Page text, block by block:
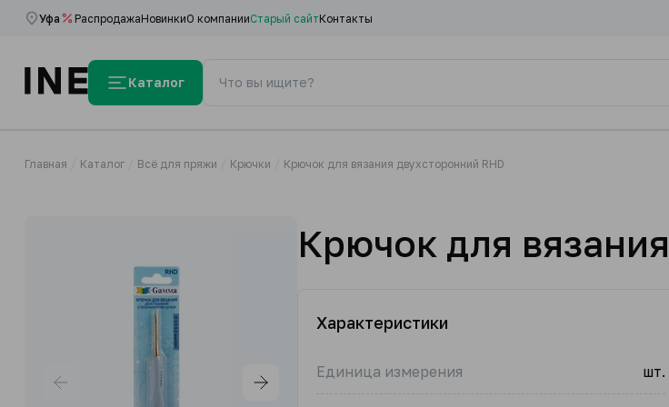
Уфа РаспродажаНовинкиО компанииСтарый сайтКонтакты
Каталог
Главная Каталог Всё для пряжи Крючки Крючок для вязания двухсторонний RHD
Крючок для
Характеристики
Единица измерения шт.